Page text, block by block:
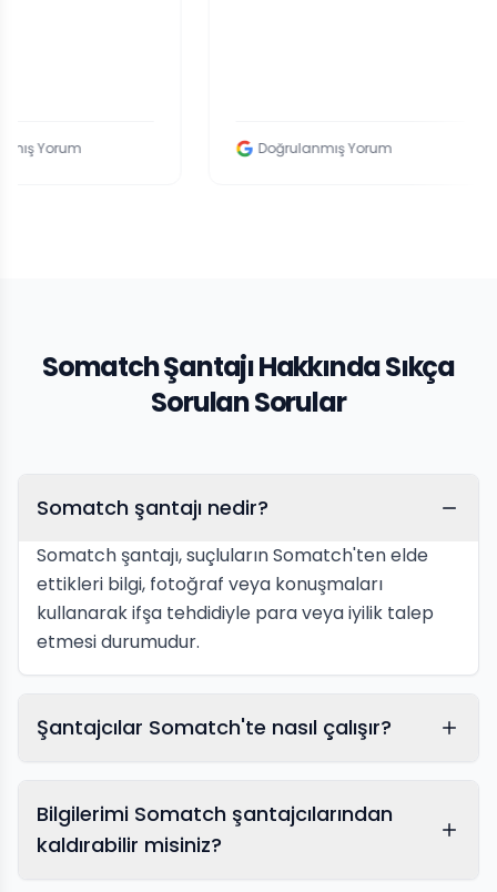
Doğrulanmış Yorum
Somatch Şantajı Hakkında Sıkça
Sorulan Sorular
Somatch şantajı nedir?
Somatch şantajı, suçluların Somatch'ten elde
ettikleri bilgi, fotoğraf veya konuşmaları
kullanarak ifşa tehdidiyle para veya iyilik talep
etmesi durumudur.
Şantajcılar Somatch'te nasıl çalışır?
Bilgilerimi Somatch şantajcılarından
kaldırabilir misiniz?